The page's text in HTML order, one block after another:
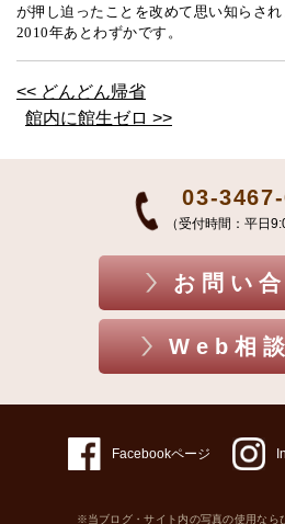
が押し迫ったことを改めて思い知らされ
2010年あとわずかです。
<< どんどん帰省
館内に館生ゼロ >>
03-
（受付時間：平日
お問い
Web相
Facebookページ
※当ブログ・サイト内の写真の使用なら